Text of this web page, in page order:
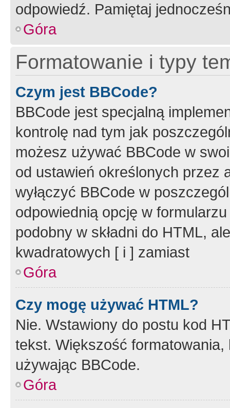
odpowiedź. Pamiętaj
Góra
Formatowanie i typy
Czym jest BBCode?
BBCode jest specjalną
kontrolę nad tym jak
możesz używać BBCode w
od ustawień określonych przez
wyłączyć BBCode w
odpowiednią opcję w
podobny w składni do HTML,
kwadratowych [ i ] zamiast
Góra
Czy mogę używać HTML?
Nie. Wstawiony do postu kod
tekst. Większość
używając BBCode.
Góra